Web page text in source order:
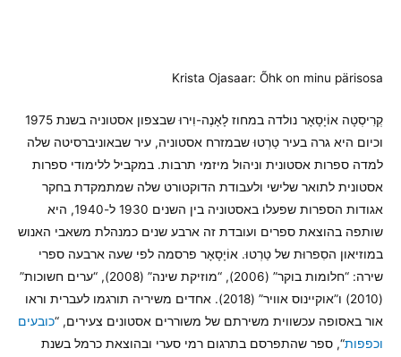
Krista Ojasaar: Õhk on minu pärisosa
קְרִיסְטָה אוֹיָסָאָר נולדה במחוז לָאָנֶה-וִירוּ שבצפון אסטוניה בשנת 1975
וכיום היא גרה בעיר טַרְטוּ שבמזרח אסטוניה, עיר שבאוניברסיטה שלה
למדה ספרות אסטונית וניהול מיזמי תרבות. במקביל ללימודי ספרות
אסטונית לתואר שלישי ולעבודת הדוקטורט שלה שמתמקדת בחקר
אגודות הספרות שפעלו באסטוניה בין השנים 1930 ל-1940, היא
שותפה בהוצאת ספרים ועובדת זה ארבע שנים כמנהלת משאבי האנוש
במוזיאון הסִפרוּת של טַרְטוּ. אוֹיָסָאָר פרסמה לפי שעה ארבעה ספרי
שירה: “חלומות בוקר” (2006), “מוזיקת שינה” (2008), “ערים חשוכות”
(2010) ו”אוקיינוס אוויר” (2018). אחדים משיריה תורגמו לעברית וראו
אור באסופה עכשווית משירתם של משוררים אסטונים צעירים, “כובעים
וכפפות“, ספר שהתפרסם בתרגום רמי סערי ובהוצאת כרמל בשנת